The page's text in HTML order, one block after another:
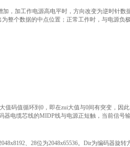
，加工作电源高电平时，方向改变为逆时针数
整个数据的中点位置；正常工作时，与电源负极
码值循环到0，即在zui大值与0间有突变，因
电缆芯线的MIDP线与电源正短触，当前信号
、28位为2048x65536。Dir为编码器旋